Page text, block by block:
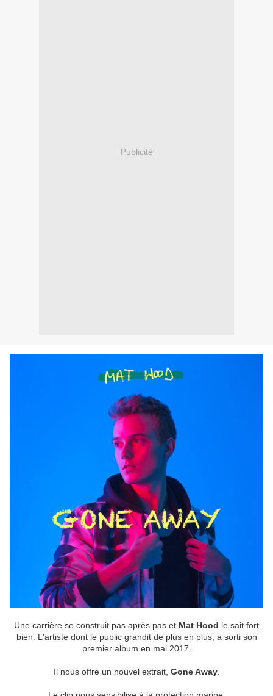
Publicité
Une carrière se construit pas après pas et Mat Hood le sait fort
bien. L'artiste dont le public grandit de plus en plus, a sorti son
premier album en mai 2017.
Il nous offre un nouvel extrait, Gone Away.